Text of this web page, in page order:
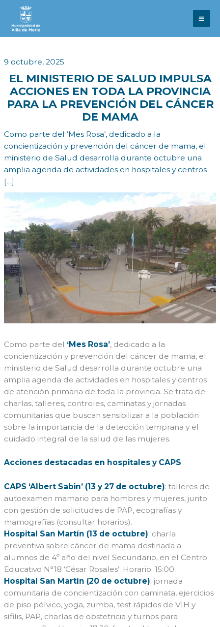
contenido
9 octubre, 2025
EL MINISTERIO DE SALUD IMPULSA
ACCIONES EN TODA LA PROVINCIA
PARA LA PREVENCIÓN DEL CÁNCER
DE MAMA
Como parte del ‘Mes Rosa’, dedicado a la
concientización y prevención del cáncer de mama, el
ministerio de Salud desarrolla durante octubre una
amplia agenda de actividades en hospitales y centros
[…]
Como parte del ‘Mes Rosa’, dedicado a la
concientización y prevención del cáncer de mama, el
ministerio de Salud desarrolla durante octubre una
amplia agenda de actividades en hospitales y centros
de atención primaria de toda la provincia. Se trata de
charlas, talleres, controles, caminatas y jornadas
comunitarias que buscan sensibilizar a la población
sobre la importancia de la detección temprana y el
cuidado integral de la salud de las mujeres.
Acciones destacadas en hospitales y CAPS
CAPS ‘Albert Sabin’ (13 y 27 de octubre): talleres de
autoexamen mamario para hombres y mujeres, junto
con gestión de solicitudes de PAP, ecografías y
mamografías (consultar horarios).
Hospital San Martín (13 de octubre): charla
preventiva sobre cáncer de mama destinada a
alumnos de 4º año del nivel Secundario, en el Centro
Educativo N°18 ‘César Rosales’. Horario: 15:00.
Hospital San Martín (20 de octubre): jornada
comunitaria de concientización con caminata, ejercicios
de piso pélvico, yoga, zumba, test rápidos de VIH y
sífilis, PAP, charlas de obstetricia y turnos para